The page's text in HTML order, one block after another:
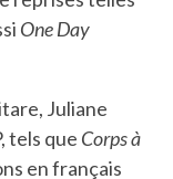
One Day
Juliane
tels que Corps à
en français